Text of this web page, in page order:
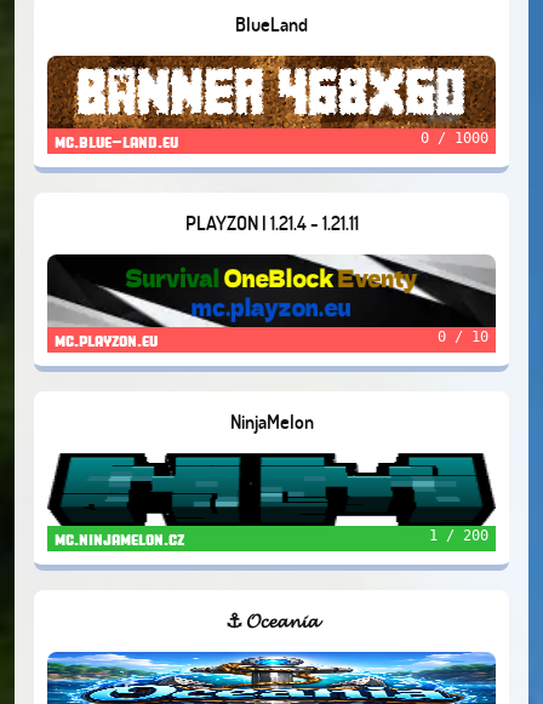
BlueLand
mc.blue-land.eu 0 / 1000
PLAYZON | 1.21.4 - 1.21.11
mc.playzon.eu 0 / 10
NinjaMelon
mc.ninjamelon.cz 1 / 200
⚓ 𝓞𝓬𝓮𝓪𝓷𝓲𝓪